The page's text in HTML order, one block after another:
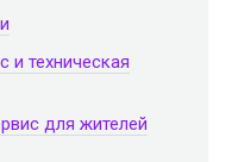
и техническая
для жителей